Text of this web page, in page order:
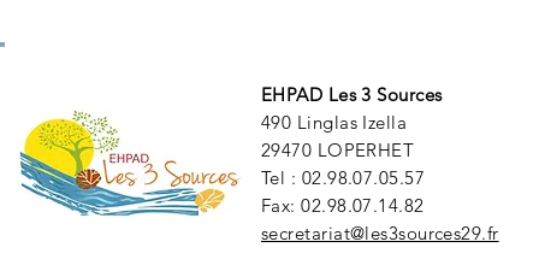
EHPAD Les 3 Sources
490 Linglas Izella
29470 LOPERHET
Tel : 02.98.07.05.57
Fax: 02.98.07.14.82
secretariat@les3sources29.fr